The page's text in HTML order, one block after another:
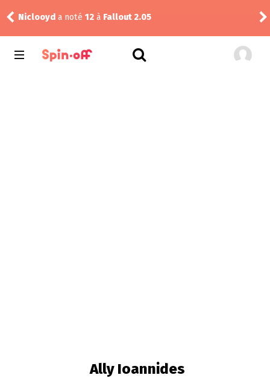
Niclooyd a noté 12 à Fallout 2.05
Ally Ioannides